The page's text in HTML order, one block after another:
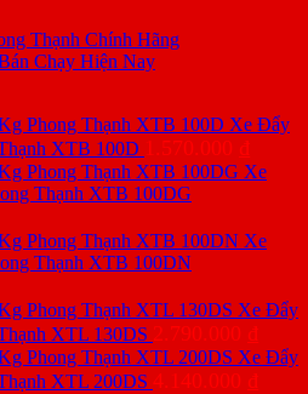
Thạnh Chính Hãng
Chạy Hiện Nay
Xe Đẩy
XTB 100D 1.570.000 ₫
Xe
Thạnh XTB 100DG
Xe
Thạnh XTB 100DN
Xe Đẩy
XTL 130DS 2.790.000 ₫
Xe Đẩy
XTL 200DS 4.140.000 ₫